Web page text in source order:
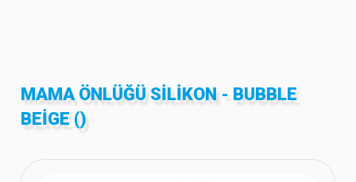
MAMA ÖNLÜĞÜ SILIKON - BUBBLE
BEIGE ()